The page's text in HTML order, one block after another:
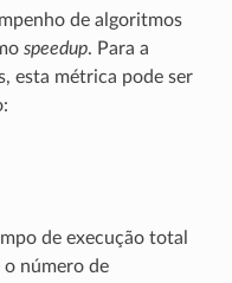
de algoritmos
speedup. Para a
esta métrica pode ser
de execução total
número de